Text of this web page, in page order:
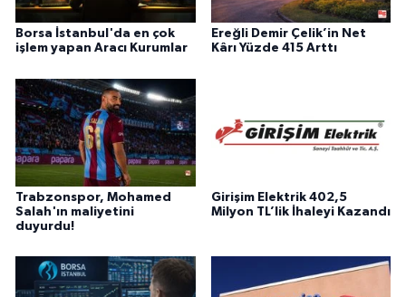
Borsa İstanbul'da en çok
işlem yapan Aracı Kurumlar
Ereğli Demir Çelik’in Net
Kârı Yüzde 415 Arttı
Trabzonspor, Mohamed
Salah'ın maliyetini
duyurdu!
Girişim Elektrik 402,5
Milyon TL’lik İhaleyi Kazandı